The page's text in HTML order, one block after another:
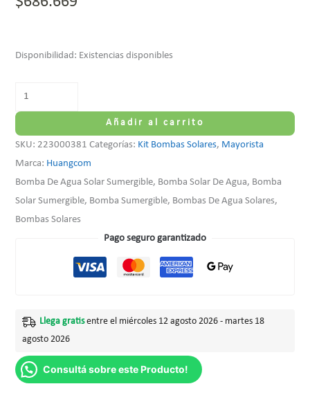
Disponibilidad: Existencias disponibles
Añadir al carrito
SKU: 223000381 Categorías: Kit Bombas Solares, Mayorista
Marca: Huangcom
Bomba De Agua Solar Sumergible, Bomba Solar De Agua, Bomba
Solar Sumergible, Bomba Sumergible, Bombas De Agua Solares,
Bombas Solares
Pago seguro garantizado
Llega gratisentre el miércoles 12 agosto 2026 - martes 18
agosto 2026
Consultá sobre este Producto!